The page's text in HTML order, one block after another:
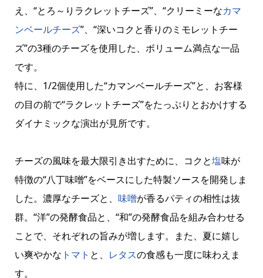
え、“とろ～りラクレットチーズ”、“クリーミーなカマ
ンベールチーズ”、“深いコクと香りのミモレットチー
ズ”の3種のチーズを使用した、ボリューム満点な一品
です。
特に、1/2個使用した“カマンベールチーズ”と、お客様
の目の前で“ラクレットチーズ”をたっぷりとおかけする
ダイナミックな演出が見所です。
チーズの風味を最大限引き出すために、コクと塩味が
特徴の“八丁味噌”をベースにした特製ソースを開発しま
した。濃厚なチーズと、 味噌が香るパティの相性は抜
群。“洋”の発酵食品と、“和”の発酵食品を組み合わせる
ことで、それぞれの旨みが増します。また、夏に嬉し
い爽やかな トマト と、 レタスの食感も一度に味わえま
す。